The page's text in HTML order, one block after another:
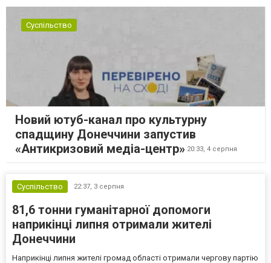
Суспільство
Новий ютуб-канал про культурну
спадщину Донеччини запустив
«Антикризовий медіа-центр» 20:33, 4 серпня
Суспільство 22:37, 3 серпня
81,6 тонни гуманітарної допомоги
наприкінці липня отримали жителі
Донеччини
Наприкінці липня жителі громад області отримали чергову партію